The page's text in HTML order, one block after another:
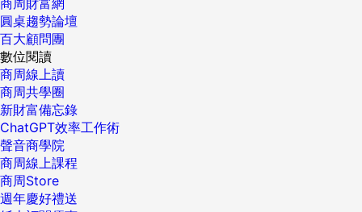
圓桌趨勢論壇
百大顧問團
數位閱讀
商周線上讀
商周共學圈
新財富備忘錄
ChatGPT效率工作術
聲音商學院
商周線上課程
商周Store
週年慶好禮送